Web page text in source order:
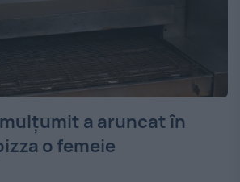
a aruncat în
o femeie